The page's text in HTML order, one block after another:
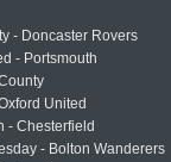
- Doncaster Rovers
- Portsmouth
United
- Chesterfield
- Bolton Wanderers